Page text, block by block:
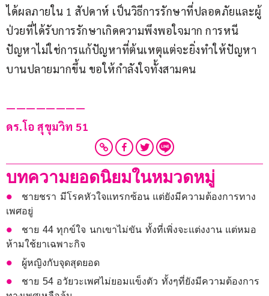
ได้ผลภายใน 1 สัปดาห์ เป็นวิธีการรักษาที่ปลอดภัยและผู้
ป่วยที่ได้รับการรักษาเกิดความพึงพอใจมาก การหนี
ปัญหาไม่ใช่การแก้ปัญหาที่ต้นเหตุแต่จะยิ่งทำให้ปัญหา
บานปลายมากขึ้น ขอให้กำลังใจทั้งสามคน
————————
ดร.โอ สุขุมวิท 51
บทความยอดนิยมในหมวดหมู่
ชายชรา มีโรคหัวใจแทรกซ้อน แต่ยังมีความต้องการทาง
เพศอยู่
ชาย 44 ทุกข์ใจ นกเขาไม่ขัน ทั้งที่เพิ่งจะแต่งงาน แต่หมอ
ห้ามใช้ยาเฉพาะกิจ
ผู้หญิงกับจุดสุดยอด
ชาย 54 อวัยวะเพศไม่ยอมแข็งตัว ทั้งๆที่ยังมีความต้องการ